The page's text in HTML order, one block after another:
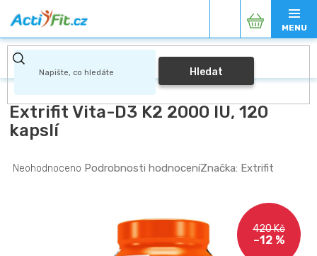
na
obsah
Hledat
Nákupní
košík
Extrifit Vita-D3 K2 2000 IU, 120
kapslí
Průměrné
Neohodnoceno Podrobnosti hodnoceníZnačka: Extrifit
420 Kč
–12 %